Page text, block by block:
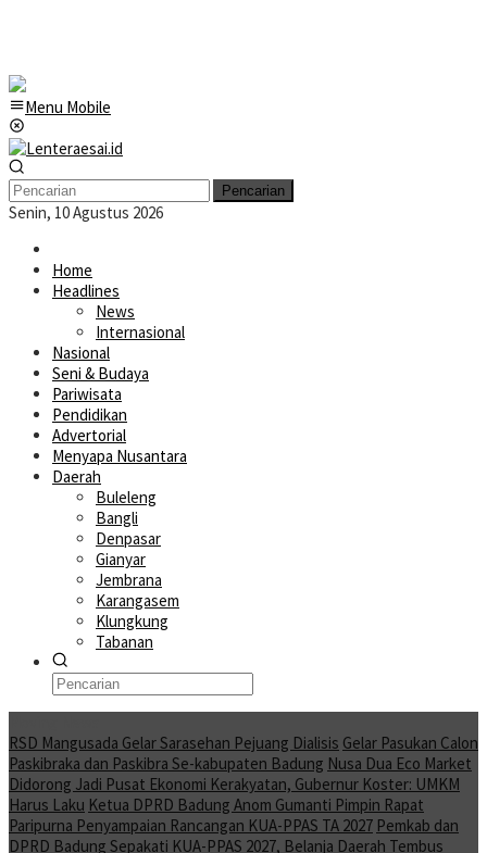
Menu Mobile
Pencarian
Senin, 10 Agustus 2026
Home
Headlines
News
Internasional
Nasional
Seni & Budaya
Pariwisata
Pendidikan
Advertorial
Menyapa Nusantara
Daerah
Buleleng
Bangli
Denpasar
Gianyar
Jembrana
Karangasem
Klungkung
Tabanan
RSD Mangusada Gelar Sarasehan Pejuang Dialisis Gelar Pasukan Calon
Paskibraka dan Paskibra Se-kabupaten Badung Nusa Dua Eco Market
Didorong Jadi Pusat Ekonomi Kerakyatan, Gubernur Koster: UMKM
Harus Laku Ketua DPRD Badung Anom Gumanti Pimpin Rapat
Paripurna Penyampaian Rancangan KUA-PPAS TA 2027 Pemkab dan
DPRD Badung Sepakati KUA-PPAS 2027, Belanja Daerah Tembus